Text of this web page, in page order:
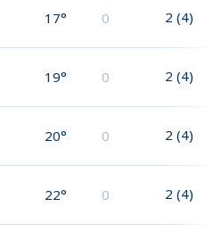
17° 0 2 (4)
19° 0 2 (4)
20° 0 2 (4)
22° 0 2 (4)